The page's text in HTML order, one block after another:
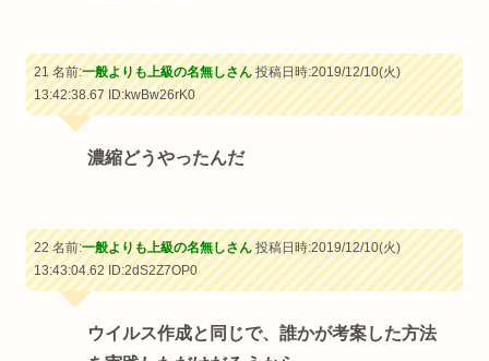
21 名前:一般よりも上級の名無しさん投稿日時:2019/12/10(火)
13:42:38.67ID:kwBw26rK0
濃縮どうやったんだ
22 名前:一般よりも上級の名無しさん投稿日時:2019/12/10(火)
13:43:04.62ID:2dS2Z7OP0
ウイルス作成と同じで、誰かが考案した方法